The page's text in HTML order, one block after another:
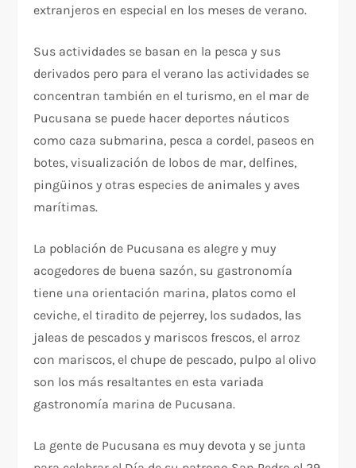
extranjeros en especial en los meses de verano.
Sus actividades se basan en la pesca y sus
derivados pero para el verano las actividades se
concentran también en el turismo, en el mar de
Pucusana se puede hacer deportes náuticos
como caza submarina, pesca a cordel, paseos en
botes, visualización de lobos de mar, delfines,
pingüinos y otras especies de animales y aves
marítimas.
La población de Pucusana es alegre y muy
acogedores de buena sazón, su gastronomía
tiene una orientación marina, platos como el
ceviche, el tiradito de pejerrey, los sudados, las
jaleas de pescados y mariscos frescos, el arroz
con mariscos, el chupe de pescado, pulpo al olivo
son los más resaltantes en esta variada
gastronomía marina de Pucusana.
La gente de Pucusana es muy devota y se junta